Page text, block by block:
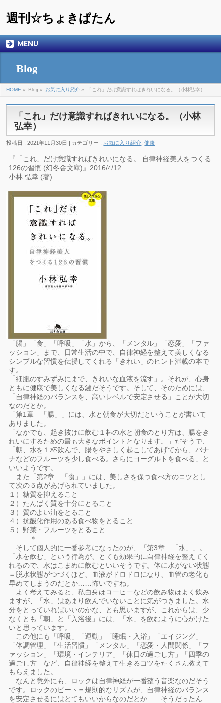
週刊☆ちょきぱたん
MENU
Blog
HOME » Blog » お気に入り紹介 » 「これ」だけ意識すればきれいになる。（小林弘幸）
「これ」だけ意識すればきれいになる。（小林
弘幸）
投稿日 : 2021年11月30日 | カテゴリー : お気に入り紹介 ,健康
『「これ」だけ意識すればきれいになる。 自律神経美人をつくる
126の習慣 (幻冬舎文庫)』2016/4/12
小林 弘幸 (著)
「腸」「食」「呼吸」「水」から、「メンタル」「恋愛」「ファ
ッション」まで、日常生活の中で、自律神経を整えて美しくなる
シンプルな習慣を伝授してくれる「きれい」のヒント満載の本で
す。
「細胞のすみずみにまで、きれいな血液を流す」。それが、心身
ともに健康で美しくなる鍵だそうです。そして、そのためには、
「自律神経のバランスを、高いレベルで安定させる」ことが大切
なのだとか。
「第1章 「腸」」には、水と朝食が大切だということが書いて
ありました。
「なかでも、起き抜けに飲む１杯の水と朝食のとり方は、腸をき
れいにするための最も大きなポイントとなります。」だそうで、
「朝、水を１杯飲んで、腸をやさしく起こしてあげてから、バナ
ナなどのフルーツを少し食べる。さらにヨーグルトを食べる」と
いいようです。
また「第2章 「食」」には、美しさを保つ食べ方のコツとし
て次の５点があげられていました。
１）糖質を抑えること
２）たんぱく質を十分にとること
３）質のよい油をとること
４）抗酸化作用のある食べ物をとること
５）野菜・フルーツをとること
＊
そして個人的に一番参考になったのが、「第3章 「水」」。
「水を飲む」という行為が、とても効果的に自律神経を整えてく
れるので、水はこまめに飲むといいそうです。体に水がない状態
＝脱水状態がつづくほど、血液がドロドロになり、血管の老化も
早めてしまうのだとか……怖いですね。
よく考えてみると、私自身はコーヒーなどの飲み物はよく飲み
ますが、「水」はあまり飲んでいないことに気がつきました。水
分をとっていればいいのかな、とも思いますが、これからは、少
なくとも「朝」と「入浴後」には、「水」を飲むように心がけた
いと思っています。
この他にも「呼吸」「運動」「睡眠・入浴」「エイジング」
「体調管理」「生活習慣」「メンタル」「恋愛・人間関係」「フ
ァッション」「環境・インテリア」「休日の過ごし方」「四季の
過ごし方」など、自律神経を整えて生きるコツをたくさん教えて
もらえました。
なんと意外にも、ロックは自律神経が一番整う音楽なのだそう
です。ロックのビート＝規則的なリズムが、自律神経のバランス
を安定させるにはとてもいいからなのだとか……そうだったん